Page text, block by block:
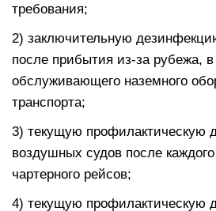
требования;
2) заключительную
после прибытия из-за рубежа,
обслуживающего наземного
транспорта;
3) текущую профилактическую
воздушных судов после каждого
чартерного рейсов;
4) текущую профилактическую